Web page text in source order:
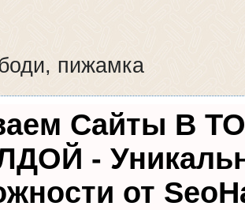
пижамка
Сайты В
-
от